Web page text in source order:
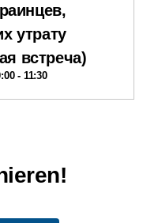
утрату
встреча)
- 11:30